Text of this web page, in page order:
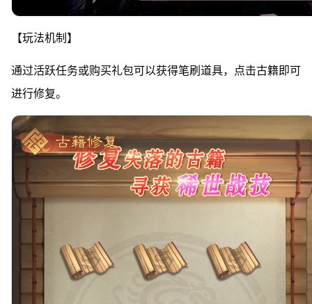
【玩法机制】
通过活跃任务或购买礼包可以获得笔刷道具，点击古籍即可
进行修复。